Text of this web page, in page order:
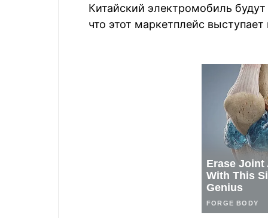
Китайский электромобиль
что этот маркетплейс